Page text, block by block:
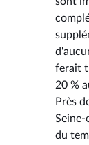
ferait
20 %
Près
du